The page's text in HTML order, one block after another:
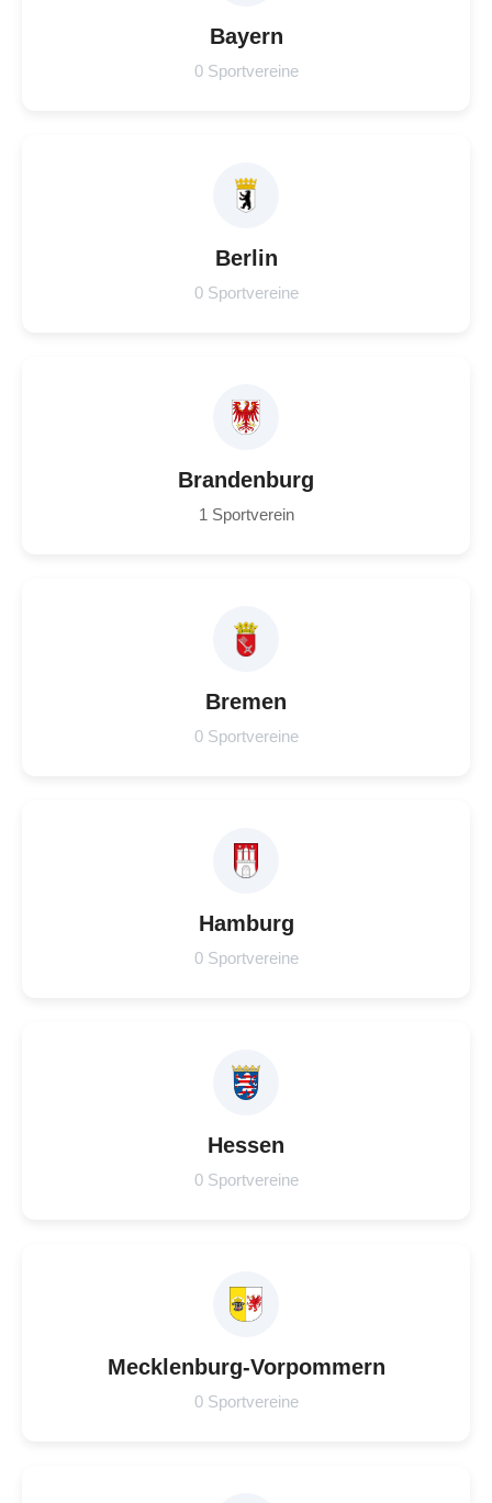
Bayern
0 Sportvereine
Berlin
0 Sportvereine
Brandenburg
1 Sportverein
Bremen
0 Sportvereine
Hamburg
0 Sportvereine
Hessen
0 Sportvereine
Mecklenburg-Vorpommern
0 Sportvereine